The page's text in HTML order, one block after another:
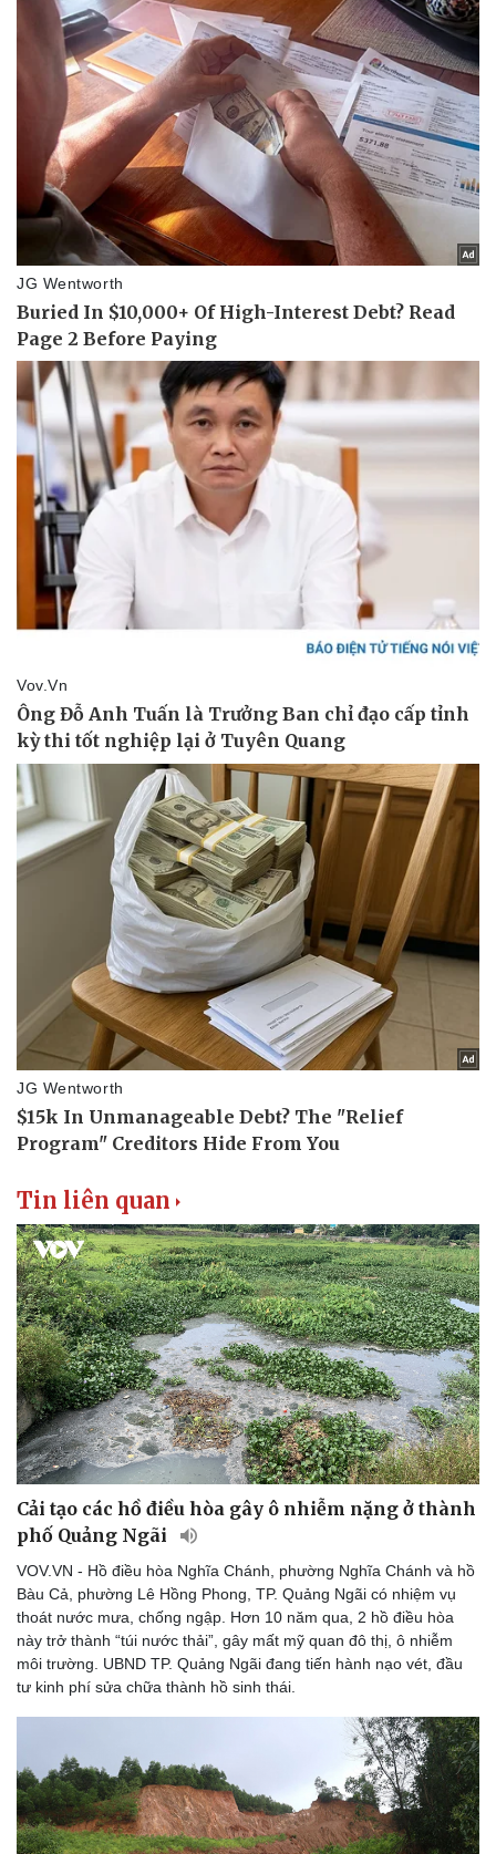
Pháp luật
Tin nóng
Tư vấn luật
Quân sự - Quốc phòng
Vũ khí
Việt Nam
Phân tích
Thể thao
Bóng đá
Lịch thi đấu bóng đá
Thế giới thể thao
eSports
Ô tô - Xe máy
Ô tô
Xe máy
Tư vấn
Tin liên quan
Cải tạo các hồ điều hòa gây ô nhiễm nặng ở thành
phố Quảng Ngãi
VOV.VN - Hồ điều hòa Nghĩa Chánh, phường Nghĩa Chánh và hồ
Bàu Cả, phường Lê Hồng Phong, TP. Quảng Ngãi có nhiệm vụ
thoát nước mưa, chống ngập. Hơn 10 năm qua, 2 hồ điều hòa
này trở thành “túi nước thải”, gây mất mỹ quan đô thị, ô nhiễm
môi trường. UBND TP. Quảng Ngãi đang tiến hành nạo vét, đầu
tư kinh phí sửa chữa thành hồ sinh thái.